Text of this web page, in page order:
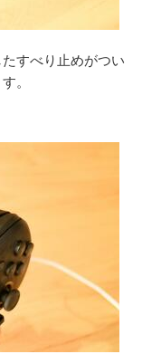
すべり止めがつい
。